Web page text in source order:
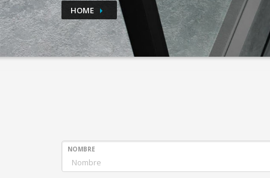
HOME
NOMBRE